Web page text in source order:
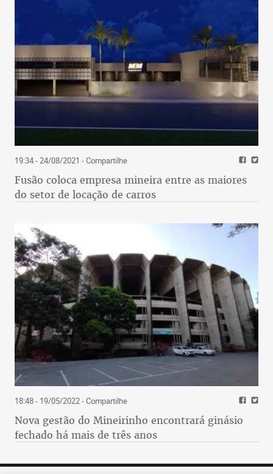
19:34 - 24/08/2021 - Compartilhe
Fusão coloca empresa mineira entre as maiores
do setor de locação de carros
18:48 - 19/05/2022- Compartilhe
Nova gestão do Mineirinho encontrará ginásio
fechado há mais de três anos